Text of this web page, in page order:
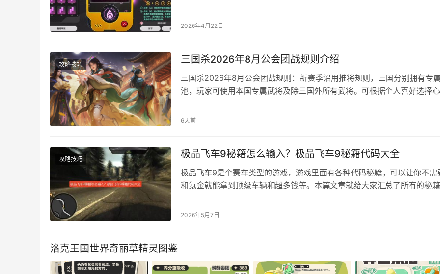
统是什么样子的？ 下图就可以理解为装备栏位，上面大方框里面装的是驱动
2026年4月22日
攻略技巧 三国杀2026年8月公会团战规则介绍
三国杀2026年8月公会团战规则：新赛季沿用推将规则，三国分别拥有专
池，玩家可使用本国专属武将及除三国外所有武将。可根据个人喜好选择心
则说明 新赛季公会团战依旧使用新的推将规则，三个国家分别拥有专属将池
6天前
攻略技巧 极品飞车9秘籍怎么输入？极品飞车9秘籍代码大全
极品飞车9是个赛车类型的游戏，游戏里面有各种代码秘籍，可以让你不需
和氪金就能拿到顶级车辆和超多钱等。本篇文章就给大家汇总了所有的秘籍
弊码大全 获得所有车辆：iammostwanted 进入额外的Burger King挑战模
2026年5月7日
洛克王国世界奇丽草精灵图鉴